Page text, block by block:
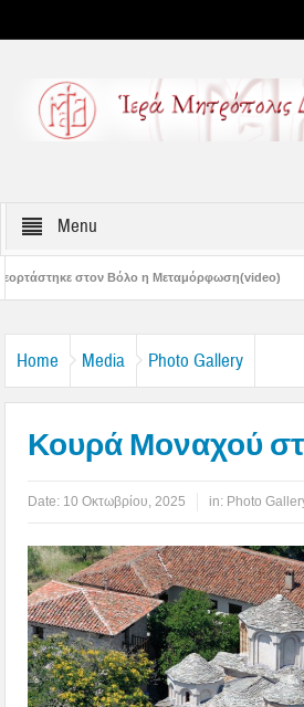
Menu
Μεταμόρφωση(video) Πανήγυρις Αγίου
Home Media Photo Gallery
Κουρά Μοναχού
Date: 10 Οκτωβρίου, 2025 in: Photo